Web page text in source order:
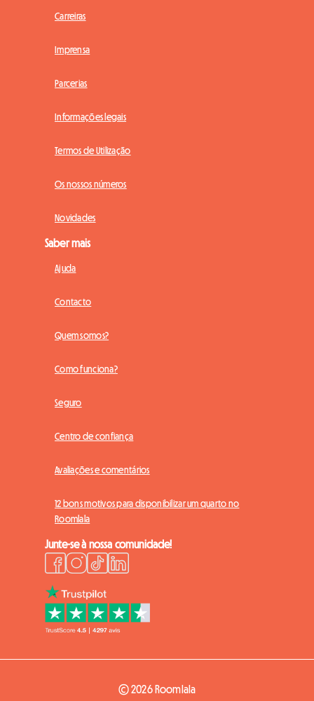
Carreiras
Imprensa
Parcerias
Informações legais
Termos de Utilização
Os nossos números
Novidades
Saber mais
Ajuda
Contacto
Quem somos?
Como funciona?
Seguro
Centro de confiança
Avaliações e comentários
12 bons motivos para disponibilizar um quarto no
Roomlala
Junte-se à nossa comunidade!
© 2026 Roomlala